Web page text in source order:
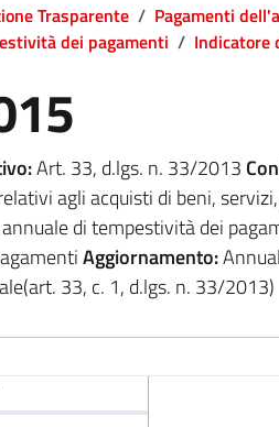
Trasparente / Pagamenti
dei pagamenti / Indicatore
Art. 33, d.lgs. n. 33/2013
agli acquisti di beni,
di tempestività dei
Aggiornamento:
33, c. 1, d.lgs. n. 33/2013)